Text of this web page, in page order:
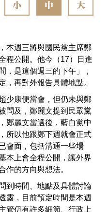
小 中 大
本週三將與國民黨主席鄭
程公開。他今（17）日進
，是這個週三的下午」，
，再對外報告具體地點。
少康便當會，但仍未與鄭
問及，鄭麗文提到民眾黨
鄭麗文當選後，藍白黨中
所以他跟鄭下週就會正式
會面，包括溝通一些場
本上會全程公開，讓外界
作的方向與想法。
到時間、地點及具體討論
露，目前預定時間是本週
管仍有許多細節、行政上